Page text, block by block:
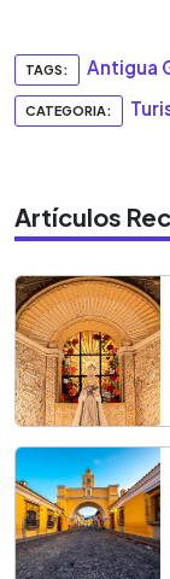
TAGS: Antigua
CATEGORIA:
Artículos